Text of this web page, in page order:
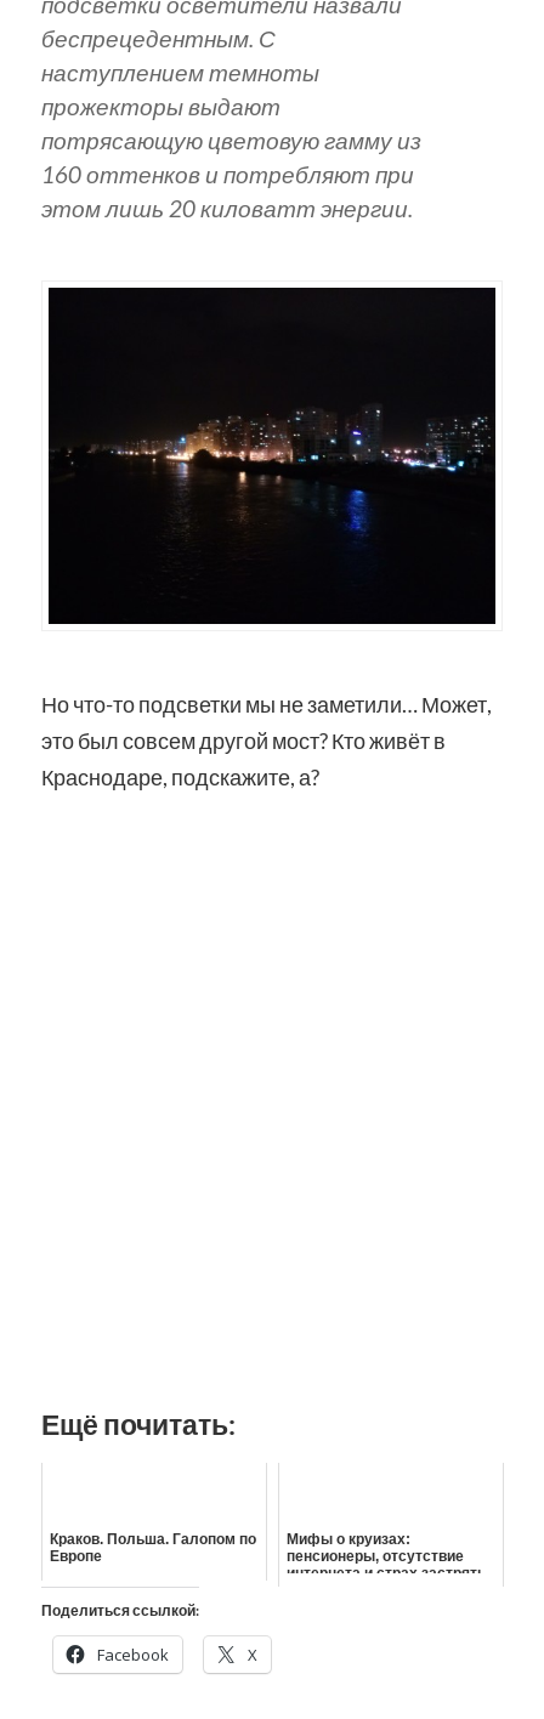
беспрецедентным. С
наступлением темноты
прожекторы выдают
потрясающую цветовую гамму из
160 оттенков и потребляют при
этом лишь 20 киловатт энергии.
Но что-то подсветки мы не заметили… Может,
это был совсем другой мост? Кто живёт в
Краснодаре, подскажите, а?
Ещё почитать:
Краков. Польша. Галопом по
Европе
Мифы о круизах:
пенсионеры, отсутствие
интернета и страх застрять
Поделиться ссылкой:
Facebook X